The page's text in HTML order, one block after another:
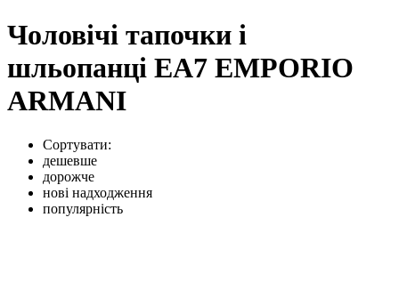
Чоловічі тапочки і
шльопанці EA7 EMPORIO
ARMANI
Сортувати:
дешевше
дорожче
нові надходження
популярність